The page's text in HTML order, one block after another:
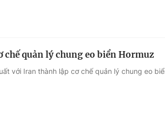
chế quản lý chung eo biển Hormuz
với Iran thành lập cơ chế quản lý chung eo